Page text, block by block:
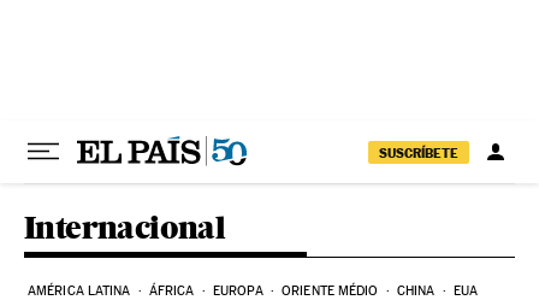
SUSCRÍBETE
Internacional
AMÉRICA LATINA ÁFRICA EUROPA ORIENTE MÉDIO CHINA EUA